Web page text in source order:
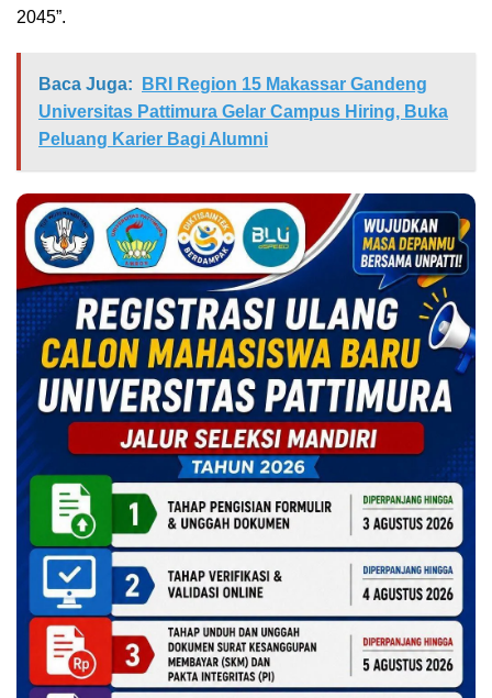
2045”.
Baca Juga:
BRI Region 15 Makassar Gandeng
Universitas Pattimura Gelar Campus Hiring, Buka
Peluang Karier Bagi Alumni